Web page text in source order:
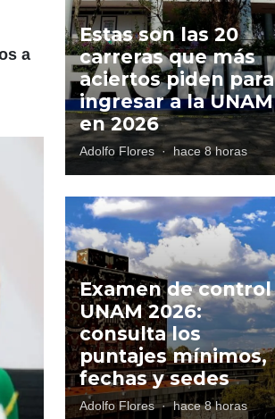
a
Estas son las 20
carreras que más
aciertos piden para
ingresar a la UNAM
en 2026
Adolfo Flores · hace 8 horas
Examen de control
UNAM 2026:
consulta los
puntajes mínimos,
fechas y sedes
Adolfo Flores · hace 8 horas